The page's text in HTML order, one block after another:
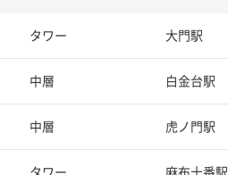
タワー 大門駅
中層 白金台駅
中層 虎ノ門駅